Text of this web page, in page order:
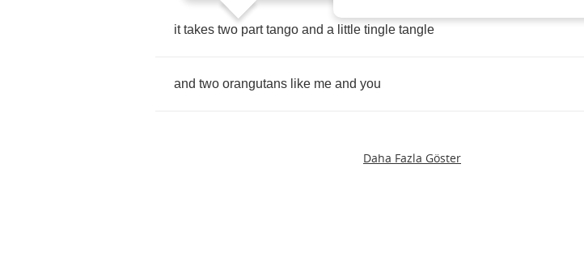
it takes two part tango and a little tingle tangle
and two orangutans like me and you
Daha Fazla Göster